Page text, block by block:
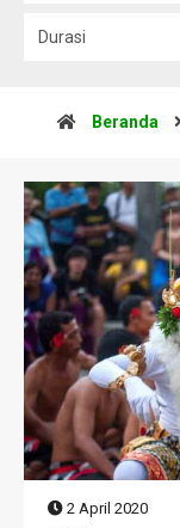
Beranda
2 April 2020